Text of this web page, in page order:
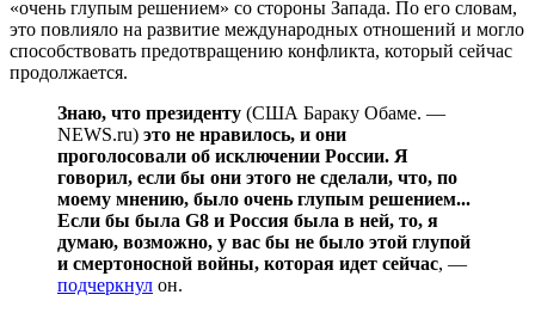
«очень глупым решением» со стороны Запада. По его словам,
это повлияло на развитие международных отношений и могло
способствовать предотвращению конфликта, который сейчас
продолжается.
Знаю, что президенту (США Бараку Обаме. —
NEWS.ru) это не нравилось, и они
проголосовали об исключении России. Я
говорил, если бы они этого не сделали, что, по
моему мнению, было очень глупым решением...
Если бы была G8 и Россия была в ней, то, я
думаю, возможно, у вас бы не было этой глупой
и смертоносной войны, которая идет сейчас, —
подчеркнул он.